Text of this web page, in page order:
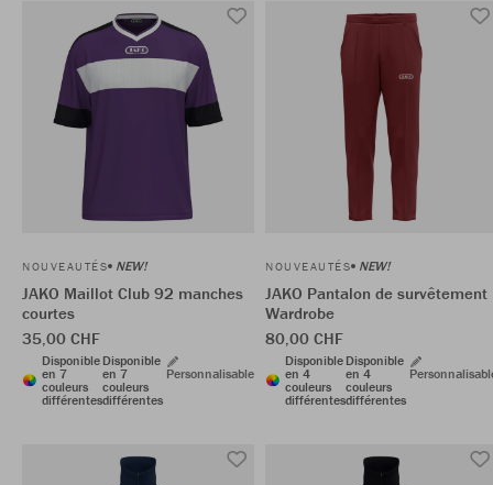
NOUVEAUTÉS NEW!
JAKO Maillot Club 92 manches
courtes
35,00 CHF
Disponible
en 7
couleurs
différentes
Disponible
en 7
couleurs
différentes
Personnalisable
NOUVEAUTÉS NEW!
JAKO Pantalon de survêtement
Wardrobe
80,00 CHF
Disponible
en 4
couleurs
différentes
Disponible
en 4
couleurs
différentes